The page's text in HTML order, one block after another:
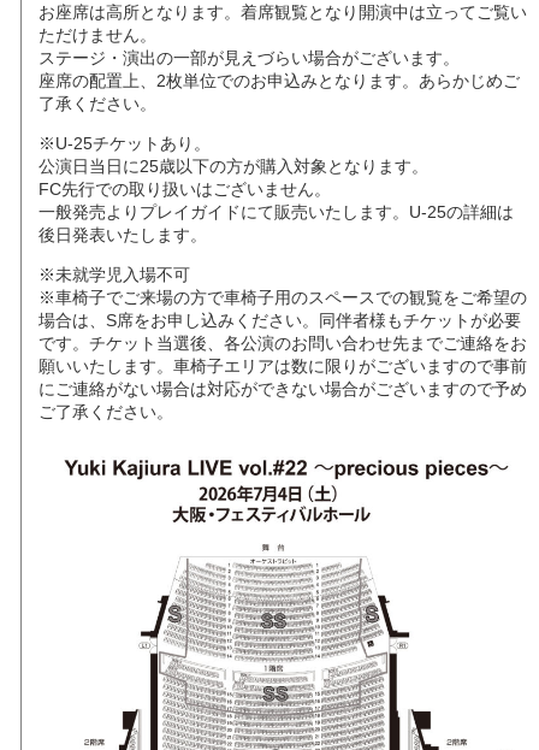
お座席は高所となります。着席観覧となり開演中は立ってご覧い
ただけません。
ステージ・演出の一部が見えづらい場合がございます。
座席の配置上、2枚単位でのお申込みとなります。あらかじめご
了承ください。
※U-25チケットあり。
公演日当日に25歳以下の方が購入対象となります。
FC先行での取り扱いはございません。
一般発売よりプレイガイドにて販売いたします。U-25の詳細は
後日発表いたします。
※未就学児入場不可
※車椅子でご来場の方で車椅子用のスペースでの観覧をご希望の
場合は、S席をお申し込みください。同伴者様もチケットが必要
です。チケット当選後、各公演のお問い合わせ先までご連絡をお
願いいたします。車椅子エリアは数に限りがございますので事前
にご連絡がない場合は対応ができない場合がございますので予め
ご了承ください。